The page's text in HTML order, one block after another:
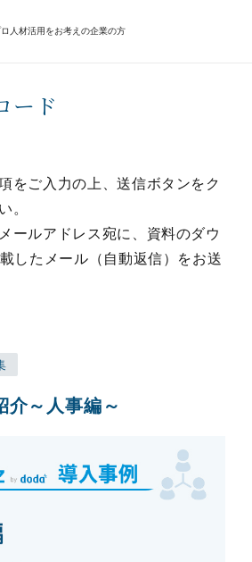
ロ人材活用をお考えの企業の方
ード
をご入力の上、送信ボタンをク
。
ールアドレス宛に、資料のダウ
したメール（自動返信）をお送
介～人事編～